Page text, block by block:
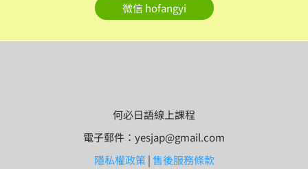
微信 hofangyi
何必日語線上課程
電子郵件：yesjap@gmail.com
隱私權政策|售後服務條款